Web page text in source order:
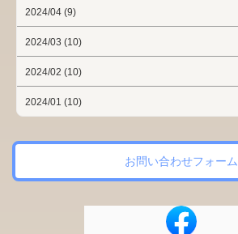
2024/04 (9)
2024/03 (10)
2024/02 (10)
2024/01 (10)
お問い合わせフォーム